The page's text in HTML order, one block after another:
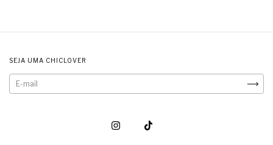
SEJA UMA CHICLOVER